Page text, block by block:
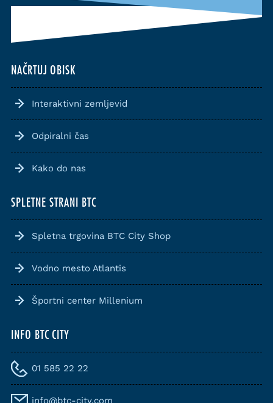
NAČRTUJ OBISK
Interaktivni zemljevid
Odpiralni čas
Kako do nas
SPLETNE STRANI BTC
Spletna trgovina BTC City Shop
Vodno mesto Atlantis
Športni center Millenium
INFO BTC CITY
01 585 22 22
info@btc-city.com